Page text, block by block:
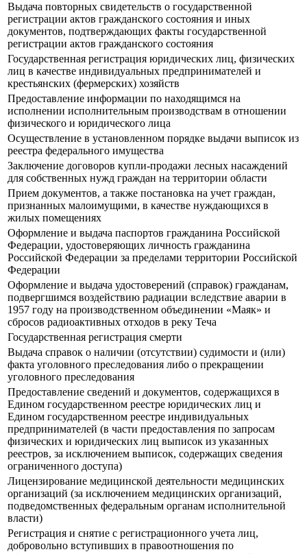
Выдача повторных свидетельств о государственной
регистрации актов гражданского состояния и иных
документов, подтверждающих факты государственной
регистрации актов гражданского состояния
Государственная регистрация юридических лиц, физических
лиц в качестве индивидуальных предпринимателей и
крестьянских (фермерских) хозяйств
Предоставление информации по находящимся на
исполнении исполнительным производствам в отношении
физического и юридического лица
Осуществление в установленном порядке выдачи выписок из
реестра федерального имущества
Заключение договоров купли-продажи лесных насаждений
для собственных нужд граждан на территории области
Прием документов, а также постановка на учет граждан,
признанных малоимущими, в качестве нуждающихся в
жилых помещениях
Оформление и выдача паспортов гражданина Российской
Федерации, удостоверяющих личность гражданина
Российской Федерации за пределами территории Российской
Федерации
Оформление и выдача удостоверений (справок) гражданам,
подвергшимся воздействию радиации вследствие аварии в
1957 году на производственном объединении «Маяк» и
сбросов радиоактивных отходов в реку Теча
Государственная регистрация смерти
Выдача справок о наличии (отсутствии) судимости и (или)
факта уголовного преследования либо о прекращении
уголовного преследования
Предоставление сведений и документов, содержащихся в
Едином государственном реестре юридических лиц и
Едином государственном реестре индивидуальных
предпринимателей (в части предоставления по запросам
физических и юридических лиц выписок из указанных
реестров, за исключением выписок, содержащих сведения
ограниченного доступа)
Лицензирование медицинской деятельности медицинских
организаций (за исключением медицинских организаций,
подведомственных федеральным органам исполнительной
власти)
Регистрация и снятие с регистрационного учета лиц,
добровольно вступивших в правоотношения по